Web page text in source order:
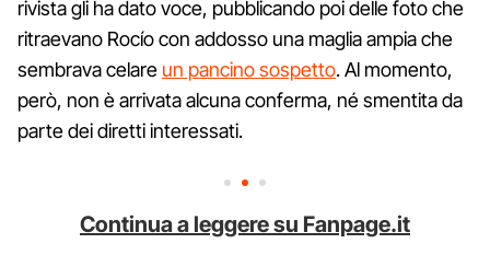
rivista gli ha dato voce, pubblicando poi delle foto che
ritraevano Rocío con addosso una maglia ampia che
sembrava celare un pancino sospetto. Al momento,
però, non è arrivata alcuna conferma, né smentita da
parte dei diretti interessati.
Continua a leggere su Fanpage.it